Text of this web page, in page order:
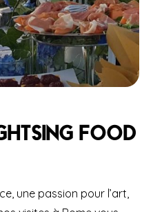
Food
une passion pour l’art,